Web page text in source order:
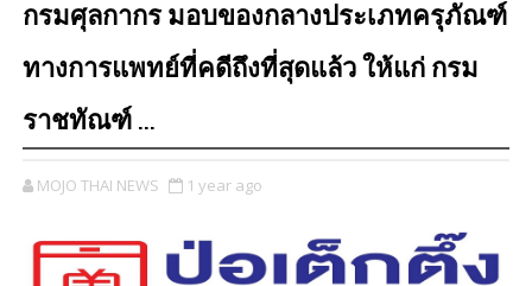
กรมศุลกากร มอบของกลางประเภทครุภัณฑ์
ทางการแพทย์ที่คดีถึงที่สุดแล้ว ให้แก่ กรม
ราชทัณฑ์ ...
MOJO THAI NEWS 1 year ago